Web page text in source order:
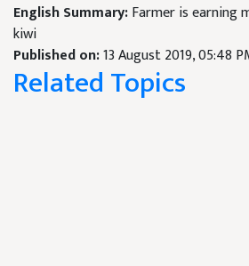
English Summary:Farmer is earning
kiwi
Published on:13 August 2019, 05:48
Related Topics